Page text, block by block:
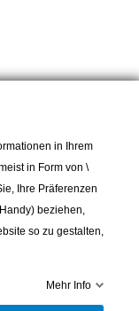
in Ihrem
in Form von \
Ihre Präferenzen
beziehen,
so zu gestalten,
Mehr Info